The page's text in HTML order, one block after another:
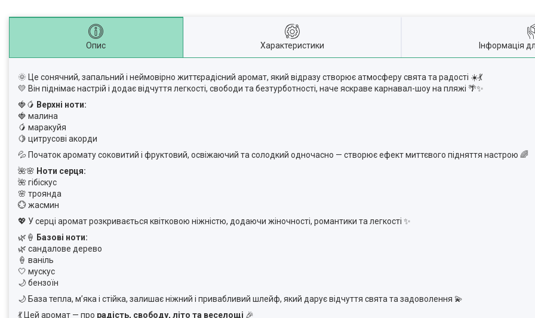
Опис Характеристики Інформація
🌞 Це сонячний, запальний і неймовірно життєрадісний аромат, який відразу створює атмосферу свята та радості ☀️💃
💛 Він піднімає настрій і додає відчуття легкості, свободи та безтурботності, наче яскраве карнавал-шоу на пляжі 🌴✨
🍓🥭 Верхні ноти:
🍓 малина
🥭 маракуйя
🍋 цитрусові акорди
💦 Початок аромату соковитий і фруктовий, освіжаючий та солодкий одночасно — створює ефект миттєвого підняття настрою 🌈
🌺🌸 Ноти серця:
🌺 гібіскус
🌸 троянда
💮 жасмин
💖 У серці аромат розкривається квітковою ніжністю, додаючи жіночності, романтики та легкості ✨
🌿🍦 Базові ноти:
🌿 сандалове дерево
🍦 ваніль
🤍 мускус
🌙 бензоїн
🌙 База тепла, м’яка і стійка, залишає ніжний і привабливий шлейф, який дарує відчуття свята та задоволення 💫
💃 Цей аромат — про радість, свободу, літо та веселощі 🎉